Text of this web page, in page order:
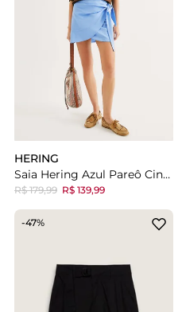
HERING
Saia Hering Azul Pareô Cintura Alta Com Linho
R$ 179,99 R$ 139,99
-47%